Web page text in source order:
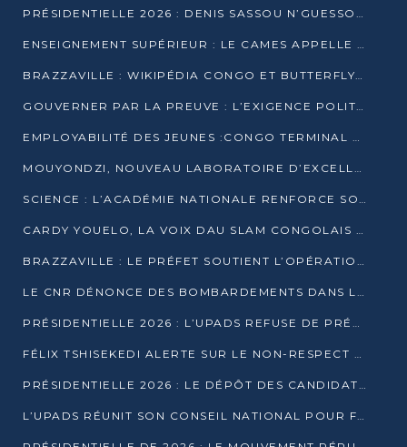
PRÉSIDENTIELLE 2026 : DENIS SASSOU N’GUESSO ANNONCE OFFICIELLEMENT SA CANDIDATURE
ENSEIGNEMENT SUPÉRIEUR : LE CAMES APPELLE À UNE UNIVERSITÉ AFRICAINE AXÉE SUR L’EMPLOYABILITÉ
BRAZZAVILLE : WIKIPÉDIA CONGO ET BUTTERFLY SCELLENT UN PARTENARIAT POUR STRUCTURER LE BÉNÉVOLAT NUMÉRIQUE
GOUVERNER PAR LA PREUVE : L’EXIGENCE POLITIQUE DU XXIᵉ SIÈCLE
EMPLOYABILITÉ DES JEUNES :CONGO TERMINAL S’ALLIE À L’ESCIC POUR RAPPROCHER L’ÉCOLE DU TERRAIN
MOUYONDZI, NOUVEAU LABORATOIRE D’EXCELLENCE PÉDAGOGIQUE AVEC L’ENFICE
SCIENCE : L’ACADÉMIE NATIONALE RENFORCE SON ÉQUIPE ET TRACE SA FEUILLE DE ROUTE 2026
CARDY YOUELO, LA VOIX DAU SLAM CONGOLAIS QUI INTERPELLE LE MONDE
BRAZZAVILLE : LE PRÉFET SOUTIENT L’OPÉRATION « ZÉRO KULUNA » ET APPELLE À LA VIGILANCE CITOYENNE
LE CNR DÉNONCE DES BOMBARDEMENTS DANS LE POOL ET ACCUSE LE GOUVERNEMENT
PRÉSIDENTIELLE 2026 : L’UPADS REFUSE DE PRÉSENTER UN CANDIDAT ET DÉNONCE UN PROCESSUS NON CRÉDIBLE
FÉLIX TSHISEKEDI ALERTE SUR LE NON-RESPECT DES ENGAGEMENTS DE PAIX APRÈS SA RENCONTRE AVEC D. SASSOU-NGUESSO
PRÉSIDENTIELLE 2026 : LE DÉPÔT DES CANDIDATURES OUVERT DU 29 JANVIER AU 12 FÉVRIER
L’UPADS RÉUNIT SON CONSEIL NATIONAL POUR FIXER SA LIGNE POLITIQUE À DEUX MOIS DE LA PRÉSIDENTIELLE